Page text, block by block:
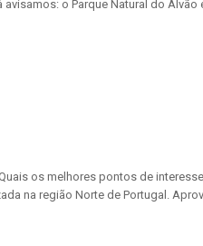
o Parque Natural do Alvão
os melhores pontos de
na região Norte de Portugal.